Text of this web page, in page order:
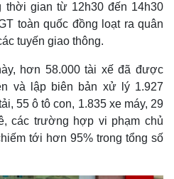
thời gian từ 12h30 đến 14h30
toàn quốc đồng loạt ra quân
tuyến giao thông.
hơn 58.000 tài xế đã được
và lập biên bản xử lý 1.927
55 ô tô con, 1.835 xe máy, 29
các trường hợp vi phạm chủ
tới hơn 95% trong tổng số